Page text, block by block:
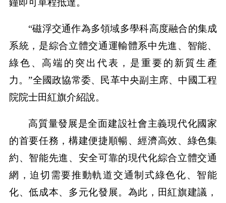
鐘即可單程抵達。
“磁浮交通作為多領域多學科高度融合的集成
系統，是綜合立體交通運輸體系中先進、智能、
綠色、高端的突出代表，是重要的新質生產
力。”全國政協常委、民革中央副主席、中國工程
院院士田紅旗介紹說。
高質量發展是全面建設社會主義現代化國家
的首要任務，構建便捷順暢、經濟高效、綠色集
約、智能先進、安全可靠的現代化綜合立體交通
網，迫切需要推動軌道交通制式綠色化、智能
化、低成本、多元化發展。為此，田紅旗建議，